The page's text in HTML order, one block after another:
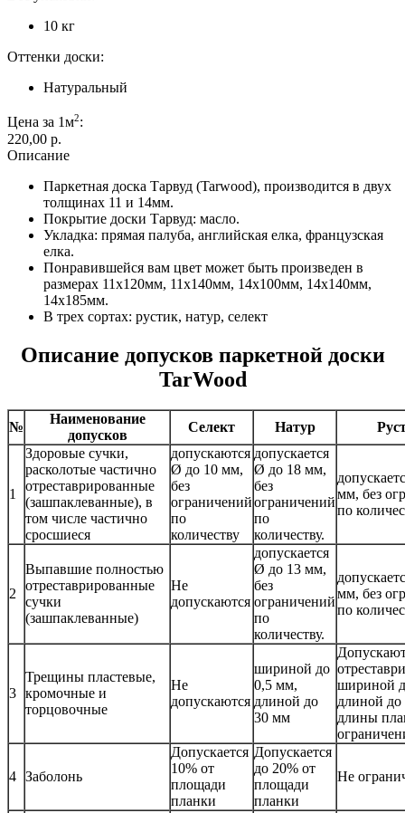
10 кг
Оттенки доски:
Натуральный
Цена за 1м2:
220,00 p.
Описание
Паркетная доска Тарвуд (Tarwood), производится в двух
толщинах 11 и 14мм.
Покрытие доски Тарвуд: масло.
Укладка: прямая палуба, английская елка, французская
елка.
Понравившейся вам цвет может быть произведен в
размерах 11х120мм, 11х140мм, 14х100мм, 14х140мм,
14х185мм.
В трех сортах: рустик, натур, селект
Описание допусков паркетной доски
TarWood
№
Наименование
допусков
Селект Натур
1
Здоровые сучки,
расколотые частично
отреставрированные
(зашпаклеванные), в
том числе частично
сросшиеся
допускаются
Ø до 10 мм,
без
ограничений
по
количеству
допускается
Ø до 18 мм,
без
ограничений
по
количеству.
мм, без
по
2
Выпавшие полностью
отреставрированные
сучки
(зашпаклеванные)
Не
допускаются
допускается
Ø до 13 мм,
без
ограничений
по
количеству.
мм, без
по
3
Трещины пластевые,
кромочные и
торцовочные
Не
допускаются
шириной до
0,5 мм,
длиной до
30 мм
шириной
длиной до
длины
4 Заболонь
Допускается
10% от
площади
планки
Допускается
до 20% от
площади
планки
Не